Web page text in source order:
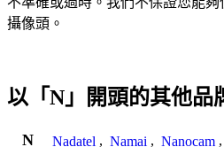
攝像頭。
以「N」開頭的其他品
N Nadatel , Namai , Nanocam ,